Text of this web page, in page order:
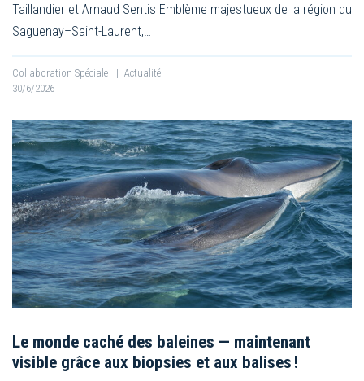
Taillandier et Arnaud Sentis Emblème majestueux de la région du
Saguenay–Saint-Laurent,…
Collaboration Spéciale | Actualité
30/6/2026
Le monde caché des baleines — maintenant
visible grâce aux biopsies et aux balises !